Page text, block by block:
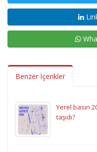
Benzer İçerikler
Yerel basın
taşıdı?